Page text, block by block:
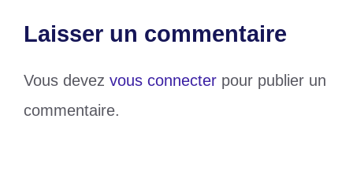
Laisser un commentaire
Vous devez vous connecter pour publier un
commentaire.